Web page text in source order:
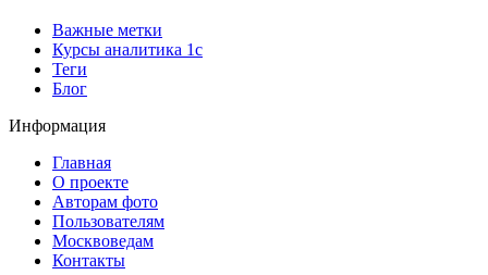
Важные метки
Курсы аналитика 1с
Теги
Блог
Информация
Главная
О проекте
Авторам фото
Пользователям
Москвоведам
Контакты